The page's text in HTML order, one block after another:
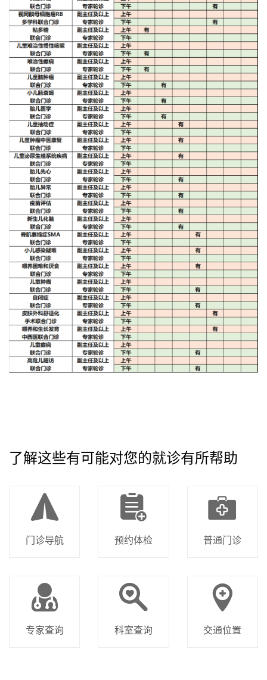
了解这些有可能对您的就诊有所帮助
门诊导航 预约体检 普通门诊
专家查询 科室查询 交通位置